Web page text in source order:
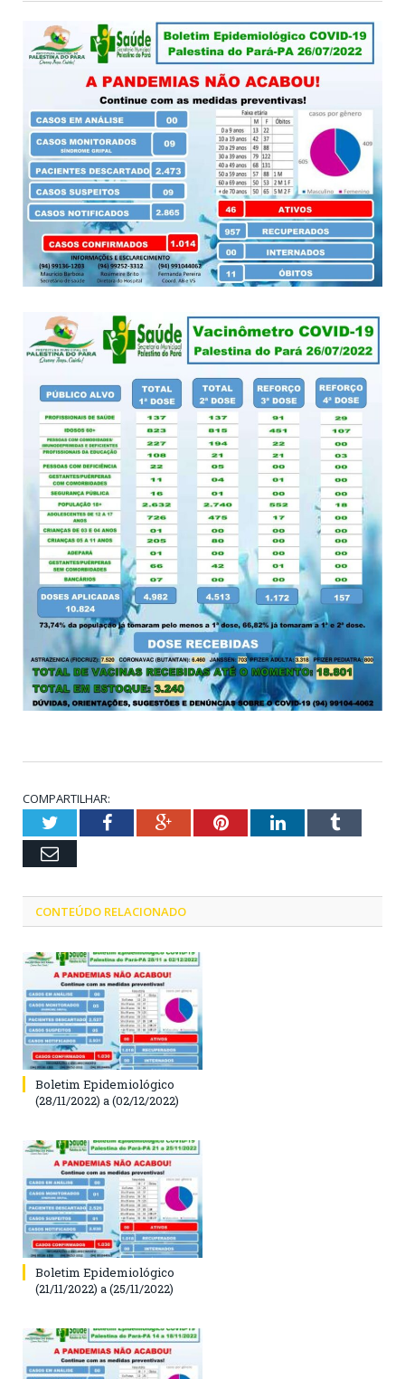
COMPARTILHAR:
TwitterFacebookGoogle+PinterestLinkedInTumblr
Email
CONTEÚDO RELACIONADO
Boletim Epidemiológico
(28/11/2022) a (02/12/2022)
Boletim Epidemiológico
(21/11/2022) a (25/11/2022)